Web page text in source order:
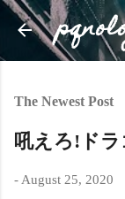
The Newest Post
吼えろ!ド
- August 25, 2020